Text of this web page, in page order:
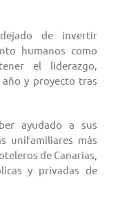
de invertir
humanos como
el liderazgo,
y proyecto tras
ayudado a sus
unifamiliares más
de Canarias,
y privadas de